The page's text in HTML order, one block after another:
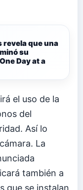
revela que una
su
Day at a
el uso de la
del
Así lo
La
también a